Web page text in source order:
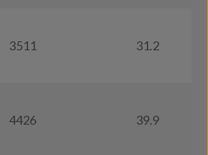
3511 31.2
4426 39.9